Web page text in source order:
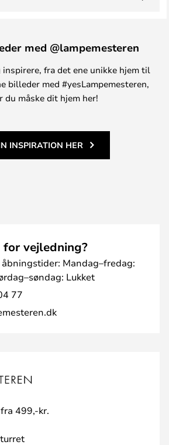
med @lampemesteren
fra det ene unikke hjem til
billeder med #yesLampemesteren,
du måske dit hjem her!
INSPIRATION HER
vejledning?
åbningstider: Mandag–fredag:
Lukket
77
499,-kr.